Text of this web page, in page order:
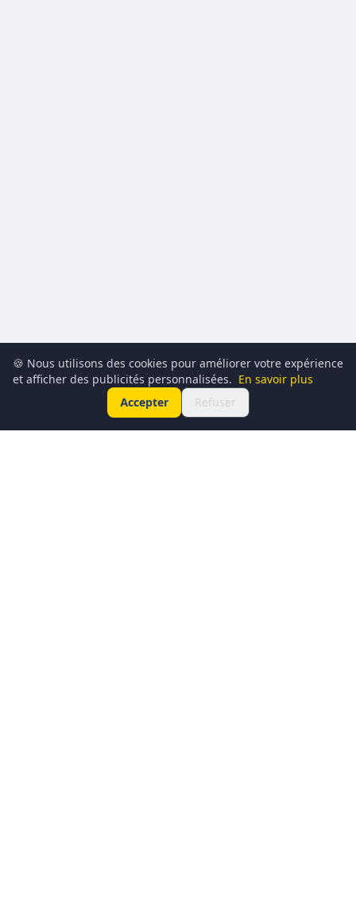
🍪 Nous utilisons des cookies pour améliorer votre expérience
et afficher des publicités personnalisées. En savoir plus
Accepter
Refuser